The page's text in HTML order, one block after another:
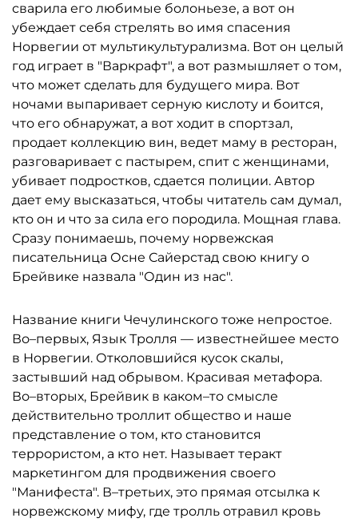
сварила его любимые болоньезе, а вот он
убеждает себя стрелять во имя спасения
Норвегии от мультикультурализма. Вот он целый
год играет в "Варкрафт", а вот размышляет о том,
что может сделать для будущего мира. Вот
ночами выпаривает серную кислоту и боится,
что его обнаружат, а вот ходит в спортзал,
продает коллекцию вин, ведет маму в ресторан,
разговаривает с пастырем, спит с женщинами,
убивает подростков, сдается полиции. Автор
дает ему высказаться, чтобы читатель сам думал,
кто он и что за сила его породила. Мощная глава.
Сразу понимаешь, почему норвежская
писательница Осне Сайерстад свою книгу о
Брейвике назвала "Один из нас".
Название книги Чечулинского тоже непростое.
Во–первых, Язык Тролля — известнейшее место
в Норвегии. Отколовшийся кусок скалы,
застывший над обрывом. Красивая метафора.
Во–вторых, Брейвик в каком–то смысле
действительно троллит общество и наше
представление о том, кто становится
террористом, а кто нет. Называет теракт
маркетингом для продвижения своего
"Манифеста". В–третьих, это прямая отсылка к
норвежскому мифу, где тролль отравил кровь